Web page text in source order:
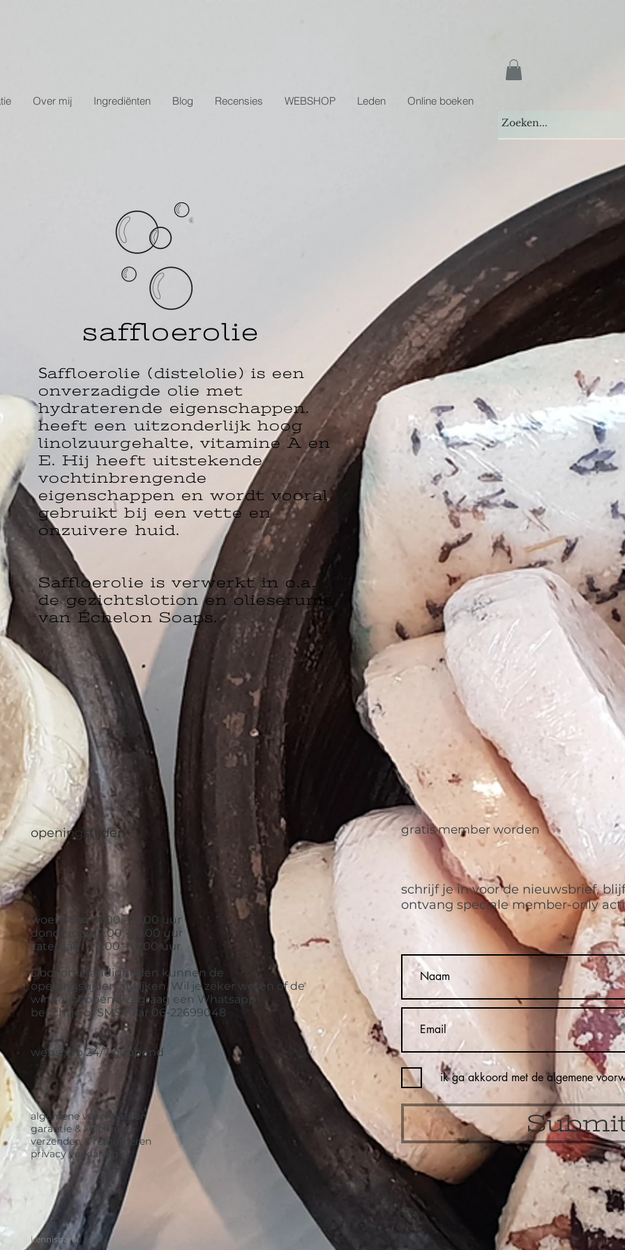
Over mij Ingrediënten Blog Recensies WEBSHOP Leden Online boeken
saffloerolie
Saffloerolie (distelolie) is een
onverzadigde olie met
hydraterende eigenschappen.
heeft een uitzonderlijk hoog
linolzuurgehalte, vitamine A en
E. Hij heeft uitstekende
vochtinbrengende
eigenschappen en wordt vooral
gebruikt bij een vette en
onzuivere huid.
Saffloerolie is verwerkt in o.a.
de gezichtslotion en olieserums
van Échelon Soaps.
openingstijden
woensdag 11.00 - 18.00 uur
donderdag 11.00 - 18.00 uur
zaterdag 11.00 - 18.00 uur
Door omstandigheden kunnen de
openingstijden afwijken. Wil je zeker weten of de
winkel geopend is, graag een Whatsapp
berichtje of SMS naar 06-22699048
webshop 24/7 geopend
algemene voorwaarden
garantie & klachten
verzenden & retourneren
privacy verklaring
gratis member worden
schrijf je in voor de nieuwsbrief,
ontvang speciale member-only
ik ga akkoord met de algemene
kennisbank